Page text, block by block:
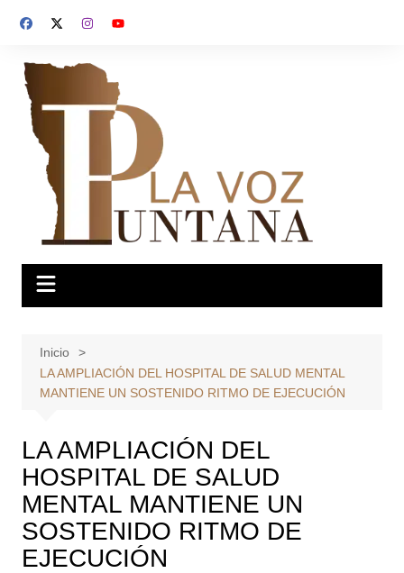
Inicio
LA AMPLIACIÓN DEL HOSPITAL DE SALUD MENTAL
MANTIENE UN SOSTENIDO RITMO DE EJECUCIÓN
LA AMPLIACIÓN DEL
HOSPITAL DE SALUD
MENTAL MANTIENE UN
SOSTENIDO RITMO DE
EJECUCIÓN